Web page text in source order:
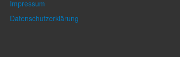
Impressum
Datenschutzerklärung